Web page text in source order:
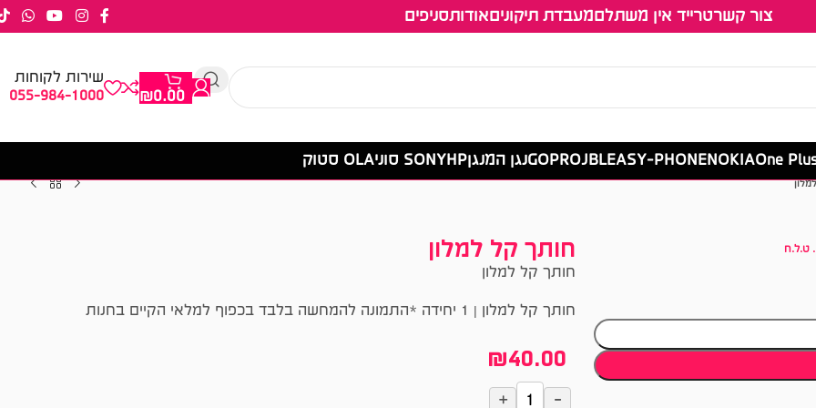
צור קשרטרייד אין משתלםמעבדת תיקוניםאודותסניפים
₪0.00
שירות לקוחות
055-984-1000
One
NOKIA
EASY-PHONE
JBL
GOPROנגן המנגןHPSONY סוני OLA סטוק
ט.ל.ח חותך קל למלון
חותך קל למלון
חותך קל למלון | 1 יחידה *התמונה להמחשה בלבד בכפוף למלאי הקיים בחנות
₪40.00